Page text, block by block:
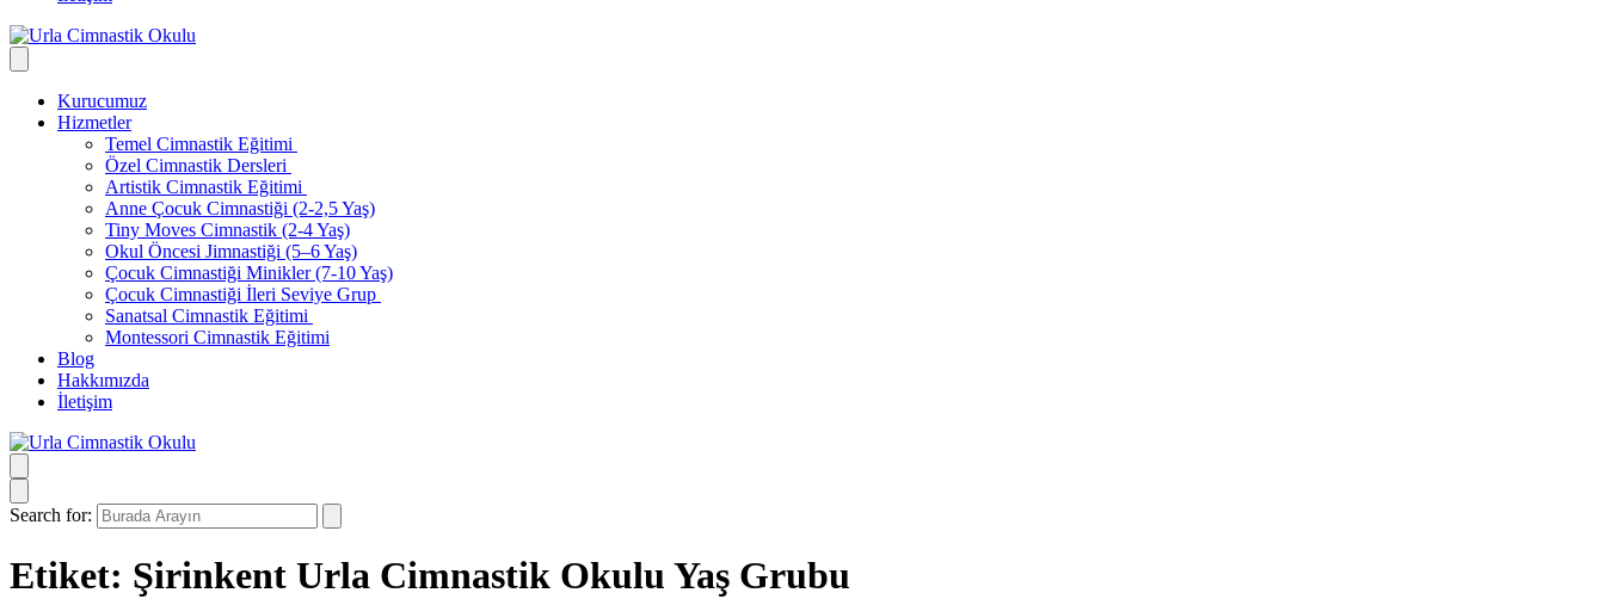
Kurucumuz
Hizmetler
Temel Cimnastik Eğitimi
Özel Cimnastik Dersleri
Artistik Cimnastik Eğitimi
Anne Çocuk Cimnastiği (2-2,5 Yaş)
Tiny Moves Cimnastik (2-4 Yaş)
Okul Öncesi Jimnastiği (5–6 Yaş)
Çocuk Cimnastiği Minikler (7-10 Yaş)
Çocuk Cimnastiği İleri Seviye Grup
Sanatsal Cimnastik Eğitimi
Montessori Cimnastik Eğitimi
Blog
Hakkımızda
İletişim
Search for:
Etiket: Şirinkent Urla Cimnastik Okulu Yaş Grubu